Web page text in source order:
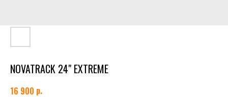
NOVATRACK 24" EXTREME
16 900 р.